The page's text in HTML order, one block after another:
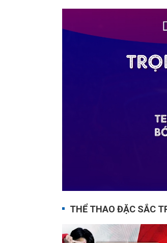
THỂ THAO ĐẶC SẮC